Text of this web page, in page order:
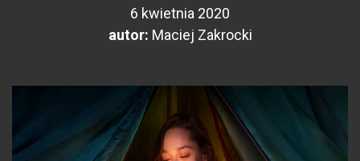
6 kwietnia 2020
autor: Maciej Zakrocki